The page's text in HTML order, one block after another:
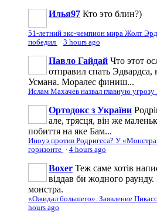
Илья97 Кто это блин?)
51-летний экс-чемпион мира Жолт
победил · 3 hours ago
Павло Гайдай Что этот
отправил спать Эдвардса,
Усмана. Моралес финиш...
Ислам Махачев назвал главную угрозу
Ортодокс з України
але, трясця, він же
побиття на яке Бам...
Иноуэ против Родригеса? У
горизонте · 4 hours ago
Boxer Теж саме хотів
віддав би жодного
монстра.
«Ожидал большего». Заявление
hours ago